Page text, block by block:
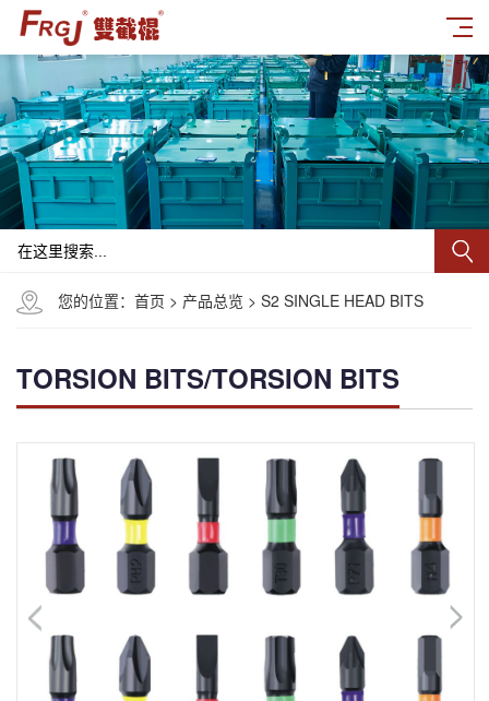
您的位置： 首页 > 产品总览 > S2 SINGLE HEAD BITS
TORSION BITS/TORSION BITS